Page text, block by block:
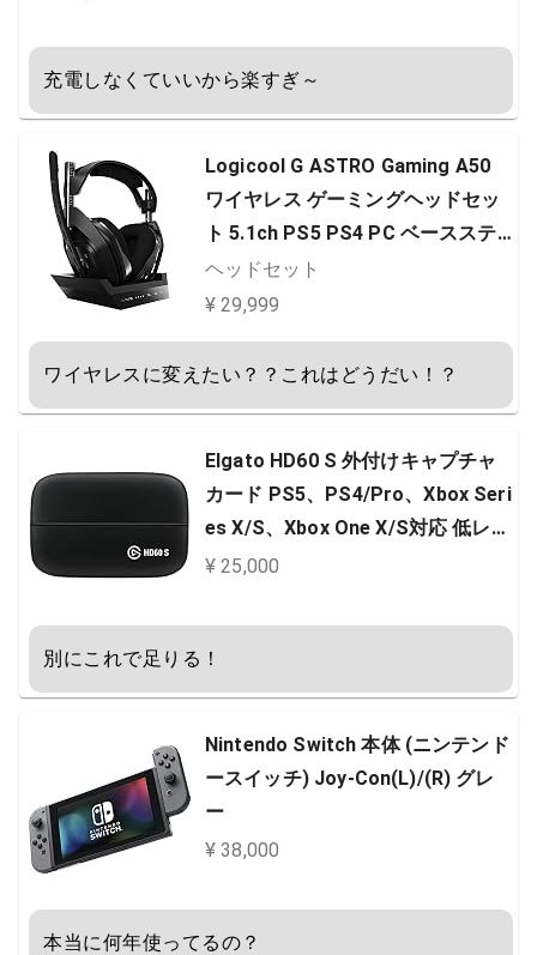
充電しなくていいから楽すぎ～
Logicool G ASTRO Gaming A50
ワイヤレス ゲーミングヘッドセッ
ト 5.1ch PS5 PS4 PC ベースステ
ーション ミックスアンプ 内蔵 A50
WL-002 ヘッドホン ヘットフォン
ヘッドセット
¥ 29,999
ワイヤレスに変えたい？？これはどうだい！？
Elgato HD60 S 外付けキャプチャ
カード PS5、PS4/Pro、Xbox Seri
es X/S、Xbox One X/S対応 低レイ
テンシー 1080p/60fps ライブ配信/
PC/Mac対応
¥ 25,000
別にこれで足りる！
Nintendo Switch 本体 (ニンテンド
ースイッチ) Joy-Con(L)/(R) グレ
ー
¥ 38,000
本当に何年使ってるの？